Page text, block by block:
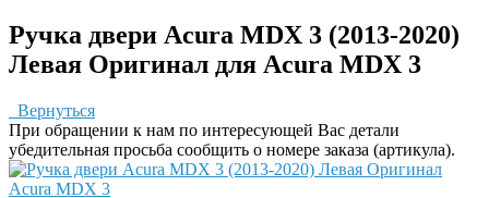
Ручка двери Acura MDX 3 (2013-2020)
Левая Оригинал для Acura MDX 3
Вернуться
При обращении к нам по интересующей Вас детали
убедительная просьба сообщить о номере заказа (артикула).